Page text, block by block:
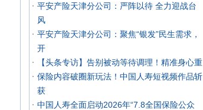
平安产险天津分公司：严阵以待 全力迎战台
风
平安产险天津分公司：聚焦“银发”民生需求，
开
【头条专访】告别被动等待调理！精准身心重
保险内容破圈新玩法！中国人寿短视频作品斩
获
中国人寿全面启动2026年“7.8全国保险公众